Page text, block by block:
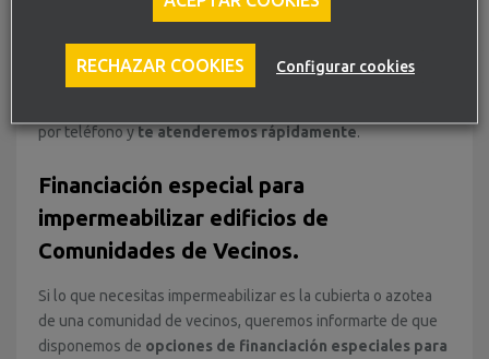
azotea o cubierta en Sevilla.
Si quieres sabercuánto cuesta impermeabilizar tu
por teléfono yte atenderemos rápidamente.
Financiación especial para
impermeabilizar edificios de
Comunidades de Vecinos.
Si lo que necesitas impermeabilizar es la cubierta o azotea
de una comunidad de vecinos, queremos informarte de que
disponemos de opciones de financiación especiales para
RECHAZAR COOKIES Configurar cookies